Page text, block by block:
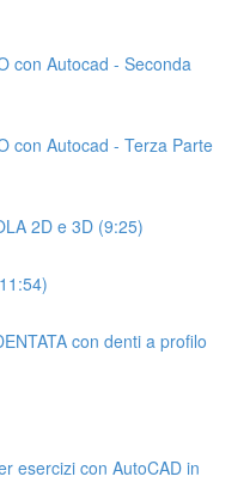
con Autocad - Seconda
con Autocad - Terza Parte
2D e 3D (9:25)
con denti a profilo
esercizi con AutoCAD in